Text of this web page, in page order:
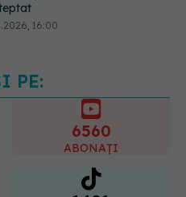
nocturne: semnul ignorat
ascunde probleme
PE:
6560
ABONAȚI